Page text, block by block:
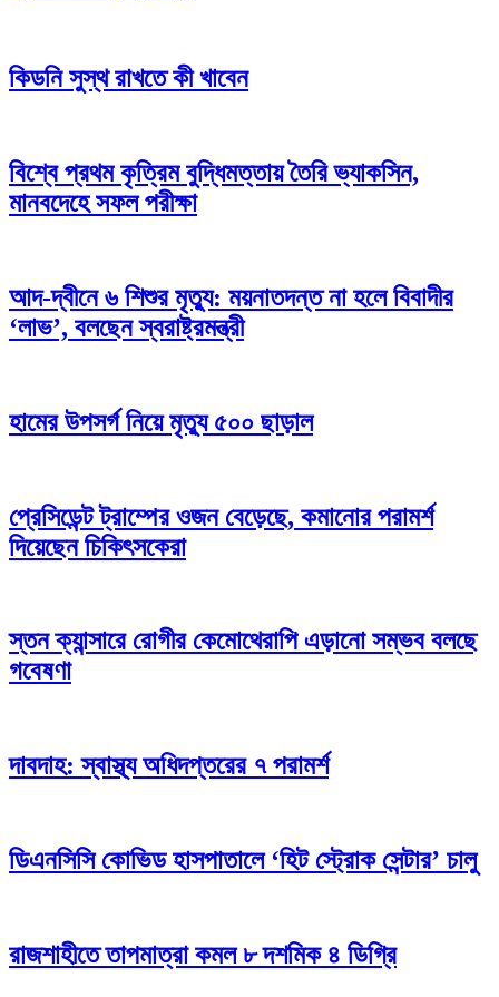
কিডনি সুস্থ রাখতে কী খাবেন
বিশ্বে প্রথম কৃত্রিম বুদ্ধিমত্তায় তৈরি ভ্যাকসিন,
মানবদেহে সফল পরীক্ষা
আদ-দ্বীনে ৬ শিশুর মৃত্যু: ময়নাতদন্ত না হলে বিবাদীর
‘লাভ’, বলছেন স্বরাষ্ট্রমন্ত্রী
হামের উপসর্গ নিয়ে মৃত্যু ৫০০ ছাড়াল
প্রেসিডেন্ট ট্রাম্পের ওজন বেড়েছে, কমানোর পরামর্শ
দিয়েছেন চিকিৎসকেরা
স্তন ক্যান্সারে রোগীর কেমোথেরাপি এড়ানো সম্ভব বলছে
গবেষণা
দাবদাহ: স্বাস্থ্য অধিদপ্তরের ৭ পরামর্শ
ডিএনসিসি কোভিড হাসপাতালে ‘হিট স্ট্রোক সেন্টার’ চালু
রাজশাহীতে তাপমাত্রা কমল ৮ দশমিক ৪ ডিগ্রি